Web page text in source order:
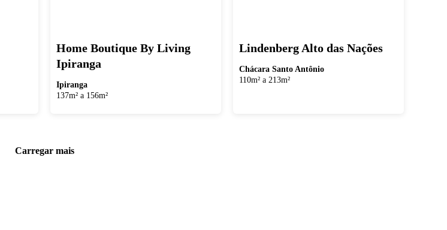
Home Boutique By Living
Ipiranga
Ipiranga
137m² a 156m²
Lindenberg Alto das Nações
Chácara Santo Antônio
110m² a 213m²
Carregar mais